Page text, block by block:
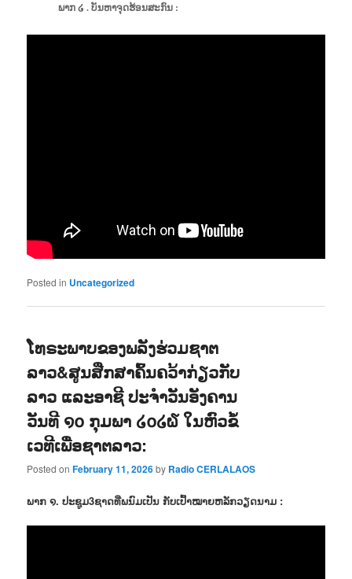
ພາກ ໒ . ບັນຫາຈຸດຮ້ອນສະກົນ :
Posted in Uncategorized
ໂທຣະພາບຂອງພລັງຮ່ວມຊາຕ
ລາວ&ສູນສືກສາຄົ້ນຄວ້າກ່ຽວກັບ
ລາວ ແລະອາຊີ ປະຈຳວັນອັງຄານ
ວັນທີ ໑໐ ກຸມພາ ໒໐໒໖ ໃນຫົວຂໍ້
ເວທີເພື່ອຊາຕລາວ:
Posted onFebruary 11, 2026by Radio CERLALAOS
ພາກ ໑. ປະຊູມ3ຊາດທີ່ພນົມເປັນ ກັບເປົ້າໝາຍຫລັກວຽດນາມ :